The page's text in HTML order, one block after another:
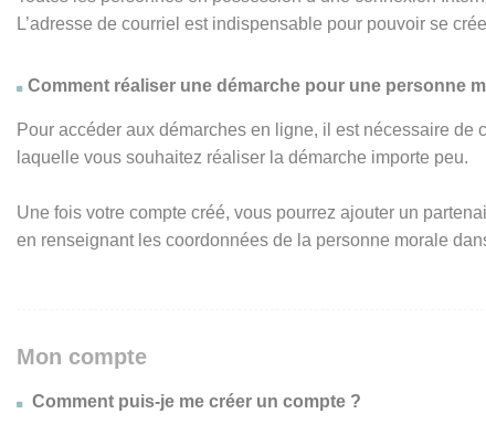
L’adresse de courriel est indispensable pour pouvoir se
Comment réaliser une démarche pour une personne
Pour accéder aux démarches en ligne, il est nécessaire de
laquelle vous souhaitez réaliser la démarche importe peu.
Une fois votre compte créé, vous pourrez ajouter un
en renseignant les coordonnées de la personne morale
Mon compte
Comment puis-je me créer un compte ?